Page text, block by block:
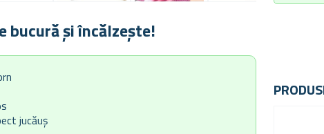
bucură și încălzește!
jucăuș